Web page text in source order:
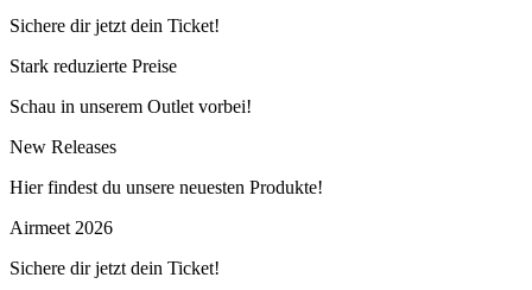
Sichere dir jetzt dein Ticket!
Stark reduzierte Preise
Schau in unserem Outlet vorbei!
New Releases
Hier findest du unsere neuesten Produkte!
Airmeet 2026
Sichere dir jetzt dein Ticket!